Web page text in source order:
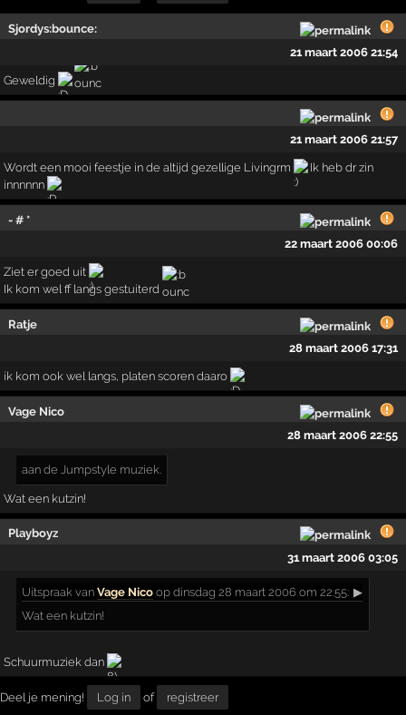
Sjordys:bounce:
21 maart 2006 21:54
Geweldig
21 maart 2006 21:57
Wordt een mooi feestje in de altijd gezellige Livingrm
Ik heb dr zin
innnnnn
- # *
22 maart 2006 00:06
Ziet er goed uit
Ik kom wel ff langs gestuiterd
Ratje
28 maart 2006 17:31
ik kom ook wel langs, platen scoren daaro
Vage Nico
28 maart 2006 22:55
aan de Jumpstyle muziek.
Wat een kutzin!
Playboyz
31 maart 2006 03:05
Uitspraak vanVage Nico op dinsdag 28 maart 2006 om 22:55: ▶
Wat een kutzin!
Schuurmuziek dan
Deel je mening! Log in of registreer